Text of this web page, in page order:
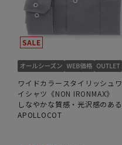
ワイドカラースタイリッシュワ
イシャツ《NON IRONMAX》
しなやかな質感・光沢感のある
APOLLOCOT